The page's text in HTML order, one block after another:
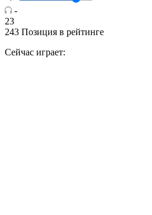
-
23
243 Позиция в рейтинге
Сейчас играет: